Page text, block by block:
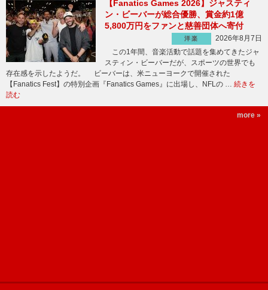
【Fanatics Games 2026】ジャスティ
ン・ビーバーが総合優勝、賞金約1億
5,800万円をファンと慈善団体へ寄付
洋楽
2026年8月7日
この1年間、音楽活動で話題を集めてきたジャ
スティン・ビーバーだが、スポーツの世界でも
存在感を示したようだ。 ビーバーは、米ニューヨークで開催された
【Fanatics Fest】の特別企画『Fanatics Games』に出場し、NFLの … 続きを
読む
more »